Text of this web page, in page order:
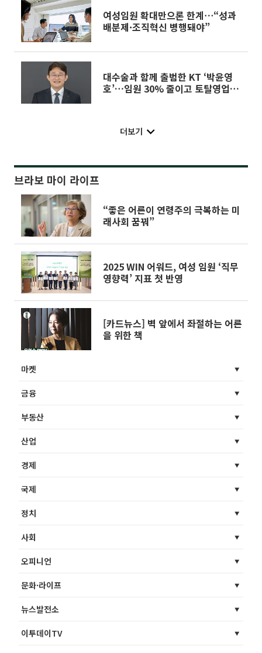
여성임원 확대만으론 한계⋯“성과
배분제·조직혁신 병행돼야”
대수술과 함께 출범한 KT ‘박윤영
호’…임원 30% 줄이고 토탈영업센
더보기
브라보 마이 라이프
“좋은 어른이 연령주의 극복하는 미
래사회 꿈꿔”
2025 WIN 어워드, 여성 임원 ‘직무
영향력’ 지표 첫 반영
[카드뉴스] 벽 앞에서 좌절하는 어른
을 위한 책
마켓
금융
부동산
산업
경제
국제
정치
사회
오피니언
문화·라이프
뉴스발전소
이투데이TV